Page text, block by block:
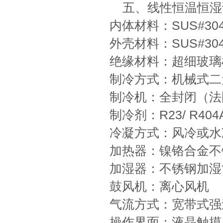
五、线性恒温恒
内体材料：
外壳材料：
绝缘材料：超细玻
制冷方式：机械式
制冷机：全封闭（
制冷剂：R23/
冷凝方式：风冷或
加热器：镍铬合金
加湿器：不锈钢加
鼓风机：离心风机
气流方式：宽带式